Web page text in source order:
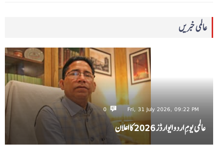
عالمی خبریں
Fri, 31 July 2026, 09:22 PM
0
عالمی یومِ اردو ایوارڈز 2026 کا اعلان